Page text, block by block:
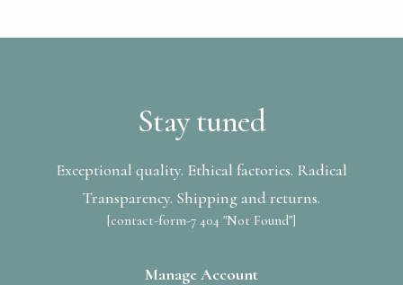
Manage Account
Stay tuned
Exceptional quality. Ethical factories. Radical
Transparency. Shipping and returns.
[contact-form-7 404 "Not Found"]